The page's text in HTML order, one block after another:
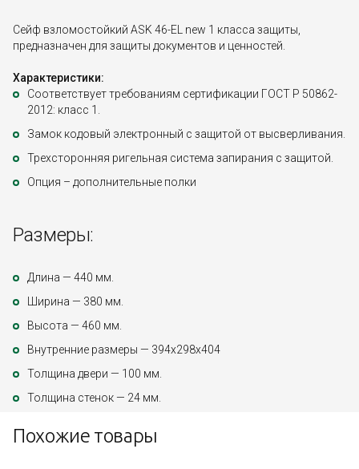
Сейф взломостойкий ASK 46-EL new 1 класса защиты,
предназначен для защиты документов и ценностей.
Характеристики:
Соответствует требованиям сертификации ГОСТ Р 50862-
2012: класс 1.
Замок кодовый электронный с защитой от высверливания.
Трехсторонняя ригельная система запирания с защитой.
Опция – дополнительные полки
Размеры:
Длина — 440 мм.
Ширина — 380 мм.
Высота — 460 мм.
Внутренние размеры — 394х298х404
Толщина двери — 100 мм.
Толщина стенок — 24 мм.
Похожие товары